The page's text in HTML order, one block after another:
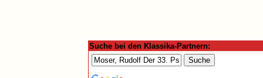
Suche bei den Klassika-Partnern: